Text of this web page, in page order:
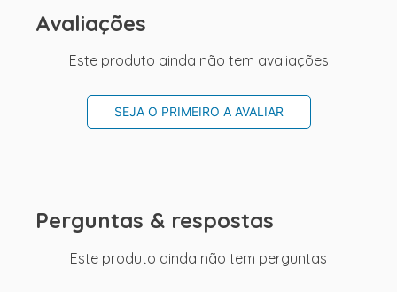
Avaliações
Este produto ainda não tem avaliações
SEJA O PRIMEIRO A AVALIAR
Perguntas & respostas
Este produto ainda não tem perguntas